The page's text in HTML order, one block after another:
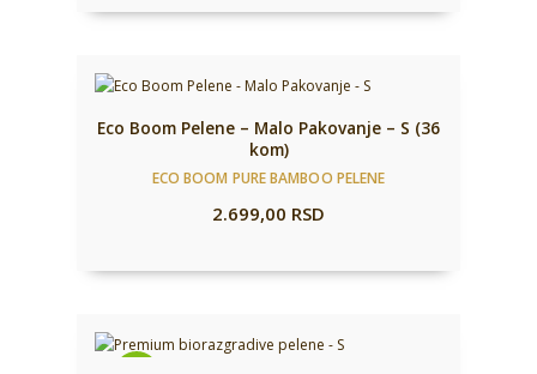
Eco Boom Pelene – Malo Pakovanje – S (36
kom)
ECO BOOM PURE BAMBOO PELENE
2.699,00 RSD